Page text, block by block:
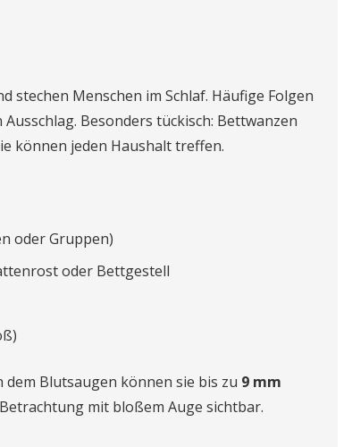
stechen Menschen im Schlaf. Häufige Folgen
Besonders tückisch: Bettwanzen
können jeden Haushalt treffen.
oder Gruppen)
oder Bettgestell
dem Blutsaugen können sie bis zu 9 mm
mit bloßem Auge sichtbar.